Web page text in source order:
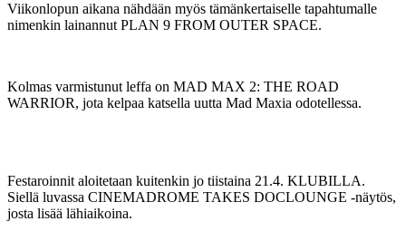
Viikonlopun aikana nähdään myös tämänkertaiselle tapahtumalle
nimenkin lainannut PLAN 9 FROM OUTER SPACE.
Kolmas varmistunut leffa on MAD MAX 2: THE ROAD
WARRIOR, jota kelpaa katsella uutta Mad Maxia odotellessa.
Festaroinnit aloitetaan kuitenkin jo tiistaina 21.4. KLUBILLA.
Siellä luvassa CINEMADROME TAKES DOCLOUNGE ‑näytös,
josta lisää lähiaikoina.